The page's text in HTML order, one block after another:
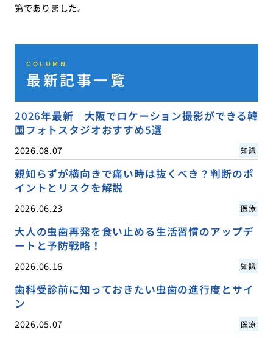
第でありました。
COLUMN
最新記事一覧
2026年最新｜大阪でロケーション撮影ができる韓
国フォトスタジオおすすめ5選
2026.08.07 知識
親知らずが横向きで痛い時は抜くべき？判断のポ
イントとリスクを解説
2026.06.23 医療
大人の虫歯再発を食い止める生活習慣のアップデ
ートと予防戦略！
2026.06.16 知識
歯科受診前に知っておきたい虫歯の進行度とサイ
ン
2026.05.07 医療